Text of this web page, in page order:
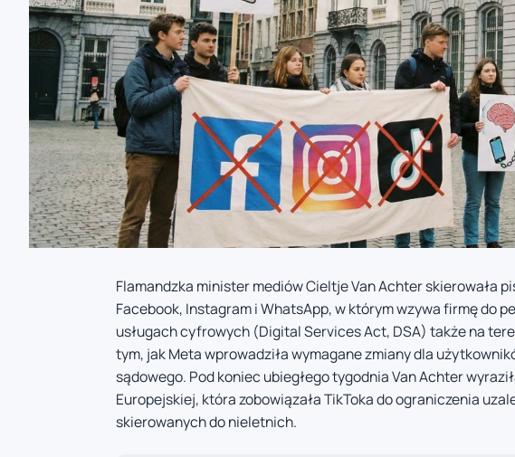
Flamandzka minister mediów Cieltje Van Achter skierowała
Facebook, Instagram i WhatsApp, w którym wzywa firmę do
usługach cyfrowych (Digital Services Act, DSA) także na
tym, jak Meta wprowadziła wymagane zmiany dla
sądowego. Pod koniec ubiegłego tygodnia Van Achter
Europejskiej, która zobowiązała TikToka do ograniczenia
skierowanych do nieletnich.